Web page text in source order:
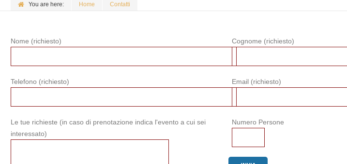
You are here: Home Contatti
Nome (richiesto)
Telefono (richiesto)
Le tue richieste (in caso di prenotazione indica l'evento a cui sei
interessato)
Cognome (richiesto)
Email (richiesto)
Numero Persone